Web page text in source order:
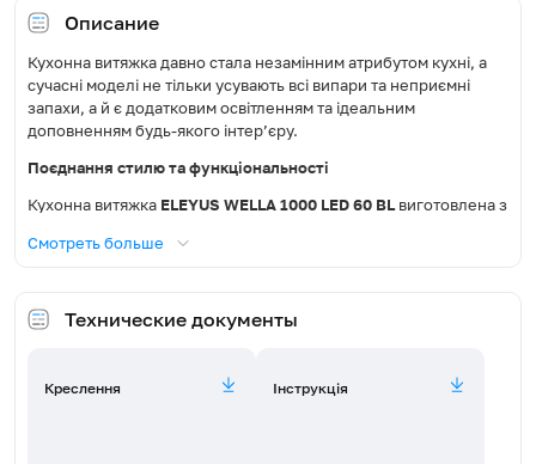
Освітлення, Вт
Диаметр воздуховода, мм 150
Режим роботи Відведення / Рециркуляція
Фильтр Алюмінієвий
угольного фильтра
управления
Описание
Кухонна витяжка давно стала незамінним атрибутом кухні, а
сучасні моделі не тільки усувають всі випари та неприємні
запахи, а й є додатковим освітленням та ідеальним
доповненням будь-якого інтер’єру.
Поєднання стилю та функціональності
Кухонна витяжка ELEYUS WELLA 1000 LED 60 BLвиготовлена з
порошковою фарбою, що робить витяжку довговічною та
затишку.
впорається зі всіма неприємними запахами у приміщенні
площею до 23 м². Вона легко усуне з кухні пару, дим, а також
Смотреть больше
Технические документы
Креслення Інструкція